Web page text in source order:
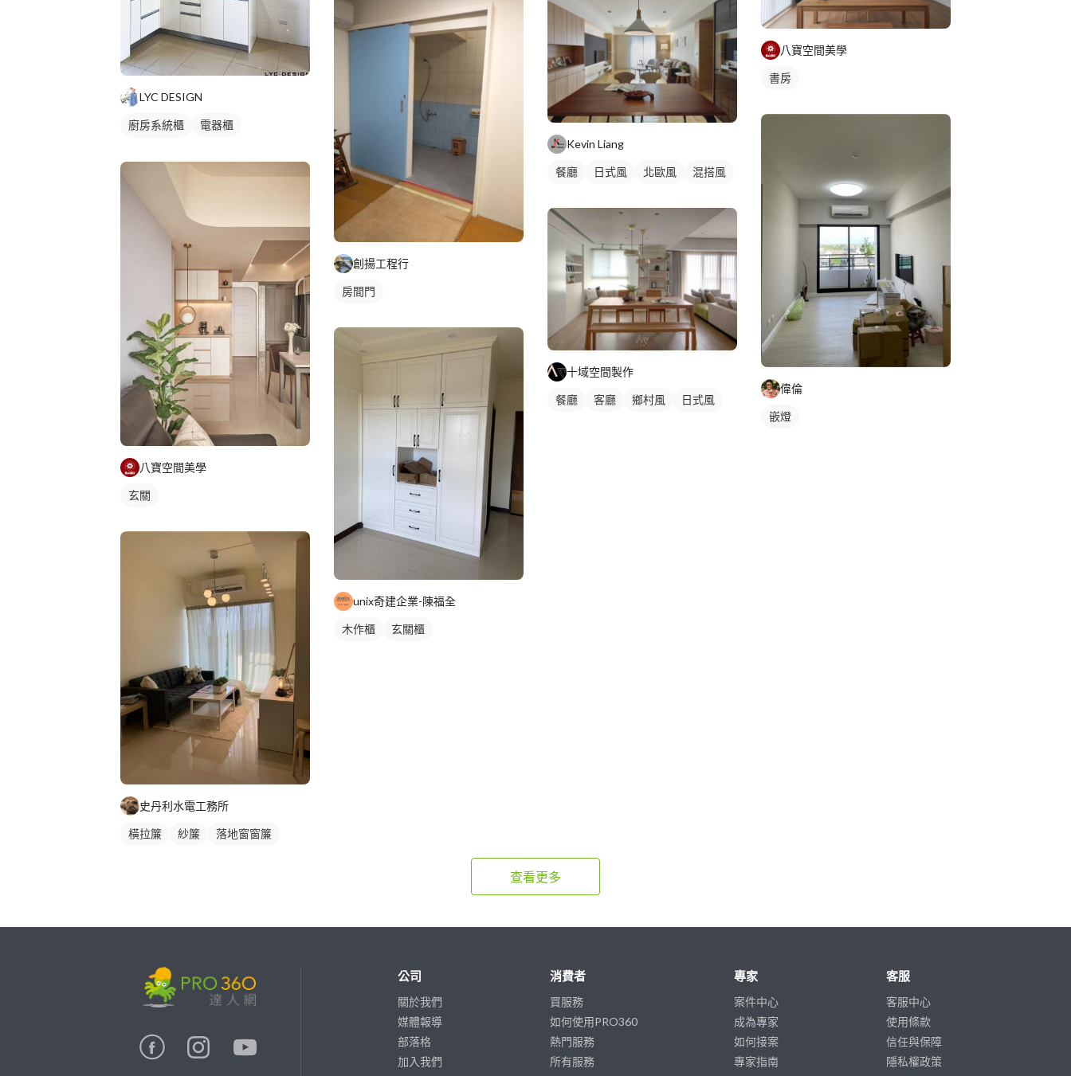
LYC DESIGN
廚房系統櫃
電器櫃
八寶空間美學
玄關
史丹利水電工務所
橫拉簾 紗簾 落地窗窗簾
創揚工程行
房間門
unix奇建企業-陳福全
木作櫃 玄關櫃
Kevin Liang
餐廳 日式風 北歐風 混搭風
十域空間製作
餐廳 客廳 鄉村風 日式風
八寶空間美學
書房
偉倫
嵌燈
查看更多
公司
關於我們
媒體報導
部落格
加入我們
消費者
買服務
如何使用PRO360
熱門服務
所有服務
專家
案件中心
成為專家
如何接案
專家指南
客服
客服中心
使用條款
信任與保障
隱私權政策